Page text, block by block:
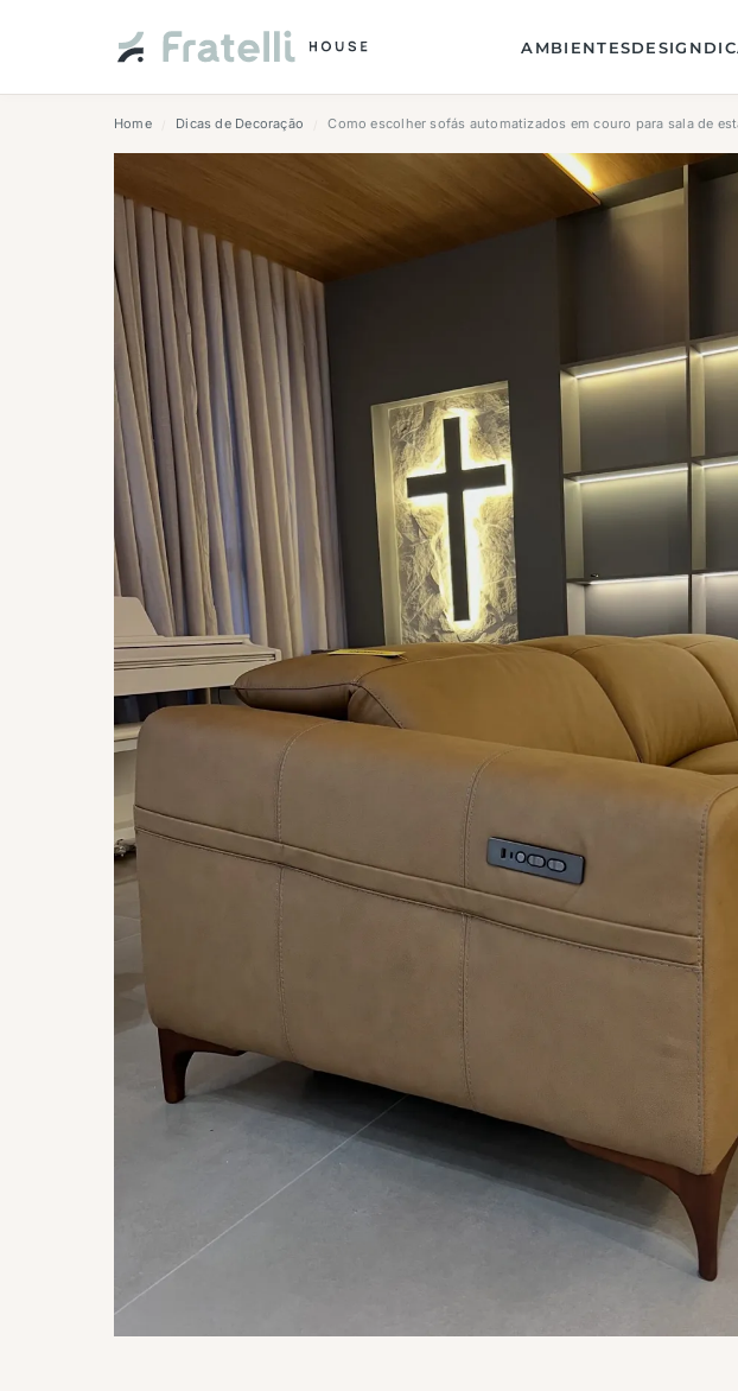
AMBIENTESDESIGN
Home Dicas de Decoração Como escolher sofás automatizados em couro para sala de